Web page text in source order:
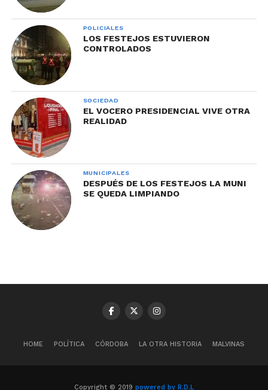
POLICIALES
LOS FESTEJOS ESTUVIERON
CONTROLADOS
SOCIEDAD
EL VOCERO PRESIDENCIAL VIVE OTRA
REALIDAD
MUNICIPALES
DESPUÉS DE LOS FESTEJOS LA MUNI
SE QUEDA LIMPIANDO
HOME POLÍTICA CÓRDOBA LA OTRA HISTORIA MALVINAS
Copyright © 2019 powered by R.D.L